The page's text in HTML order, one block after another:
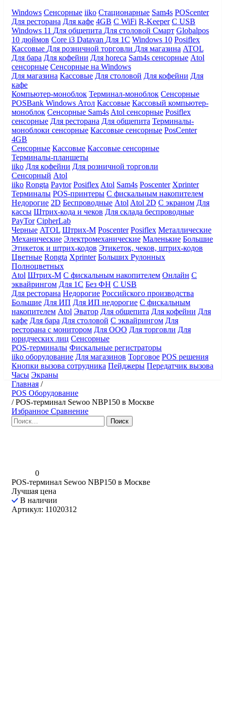
Windows Сенсорные iiko Стационарные Sam4s POScenter
Для ресторана Для кафе 4GB С WiFi R-Keeper С USB
Windows 11 Для общепита Для столовой Смарт Globalpos
10 дюймов Core i3 Datavan Для 1С Windows 10 Posiflex
Кассовые Для розничной торговли Для магазина ATOL
Для бара Для кофейни Для horeca Sam4s сенсорные Atol
сенсорные Сенсорные на Windows
Для магазина Кассовые Для столовой Для кофейни Для
кафе
Компьютер-моноблок Терминал-моноблок Сенсорные
POSBank Windows Атол Кассовые Кассовый компьютер-
моноблок Сенсорные Sam4s Atol сенсорные Posiflex
сенсорные Для ресторана Для общепита Терминалы-
моноблоки сенсорные Кассовые сенсорные PosCenter
4GB
Сенсорные Кассовые Кассовые сенсорные
Терминалы-планшеты
iiko Для кофейни Для розничной торговли
Сенсорный Atol
iiko Rongta Paytor Posiflex Atol Sam4s Poscenter Xprinter
Терминалы POS-принтеры С фискальным накопителем
Недорогие 2D Беспроводные Atol Atol 2D С экраном Для
кассы Штрих-кода и чеков Для склада беспроводные
PayTor CipherLab
Черные ATOL Штрих-М Poscenter Posiflex Металлические
Механические Электромеханические Маленькие Большие
Этикеток и штрих-кодов Этикеток, чеков, штрих-кодов
Цветные Rongta Xprinter Больших Рулонных
Полноцветных
Atol Штрих-М С фискальным накопителем Онлайн С
эквайрингом Для 1С Без ФН С USB
Для ресторана Недорогие Российского производства
Большие Для ИП Для ИП недорогие С фискальным
накопителем Atol Эватор Для общепита Для кофейни Для
кафе Для бара Для столовой С эквайрингом Для
ресторана с монитором Для ООО Для торговли Для
юридческих лиц Сенсорные
POS-терминалы Фискальные регистраторы
iiko оборудование Для магазинов Торговое POS решения
Кнопки вызова сотрудника Пейджеры Передатчик вызова
Часы Экраны
Главная /
POS Оборудование
/POS-терминал Sewoo NBP150 в Москве
Избранное Сравнение
Найти:
0
POS-терминал Sewoo NBP150 в Москве
Лучшая цена
В наличии
Артикул: 11020312